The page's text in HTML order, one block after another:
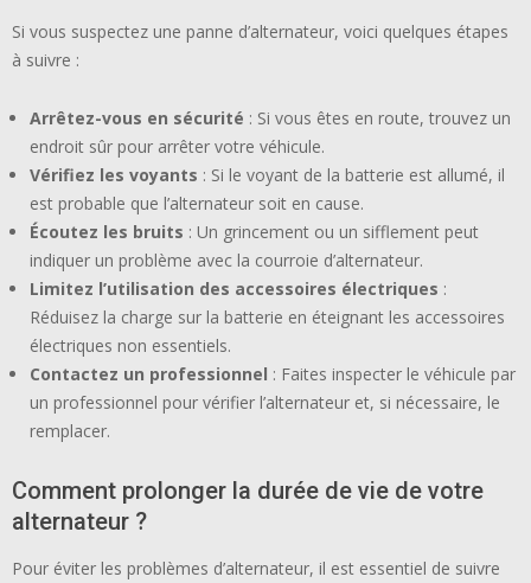
Si vous suspectez une panne d’alternateur, voici quelques étapes
à suivre :
Arrêtez-vous en sécurité : Si vous êtes en route, trouvez un
endroit sûr pour arrêter votre véhicule.
Vérifiez les voyants : Si le voyant de la batterie est allumé, il
est probable que l’alternateur soit en cause.
Écoutez les bruits : Un grincement ou un sifflement peut
indiquer un problème avec la courroie d’alternateur.
Limitez l’utilisation des accessoires électriques :
Réduisez la charge sur la batterie en éteignant les accessoires
électriques non essentiels.
Contactez un professionnel : Faites inspecter le véhicule par
un professionnel pour vérifier l’alternateur et, si nécessaire, le
remplacer.
Comment prolonger la durée de vie de votre
alternateur ?
Pour éviter les problèmes d’alternateur, il est essentiel de suivre